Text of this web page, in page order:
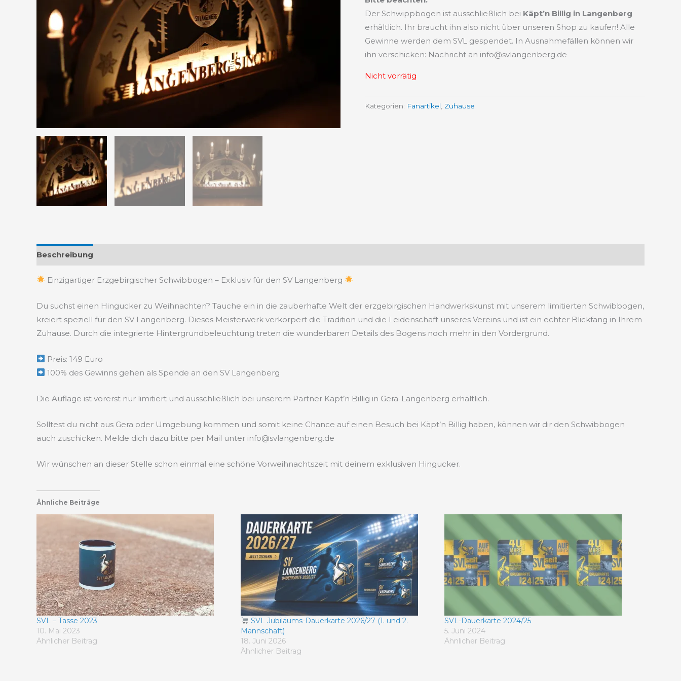
Der Schwippbogen ist ausschließlich bei Käpt’n Billig in Langenberg
erhältlich. Ihr braucht ihn also nicht über unseren Shop zu kaufen! Alle
Gewinne werden dem SVL gespendet. In Ausnahmefällen können wir
ihn verschicken: Nachricht an info@svlangenberg.de
Nicht vorrätig
Kategorien: Fanartikel Zuhause
Beschreibung
Einzigartiger Erzgebirgischer Schwibbogen – Exklusiv für den SV Langenberg
Du suchst einen Hingucker zu Weihnachten? Tauche ein in die zauberhafte Welt der erzgebirgischen Handwerkskunst mit unserem limitierten Schwibbogen,
kreiert speziell für den SV Langenberg. Dieses Meisterwerk verkörpert die Tradition und die Leidenschaft unseres Vereins und ist ein echter Blickfang in Ihrem
Zuhause. Durch die integrierte Hintergrundbeleuchtung treten die wunderbaren Details des Bogens noch mehr in den Vordergrund.
Preis: 149 Euro
100% des Gewinns gehen als Spende an den SV Langenberg
Die Auflage ist vorerst nur limitiert und ausschließlich bei unserem Partner Käpt’n Billig in Gera-Langenberg erhältlich.
Solltest du nicht aus Gera oder Umgebung kommen und somit keine Chance auf einen Besuch bei Käpt’n Billig haben, können wir dir den Schwibbogen
auch zuschicken. Melde dich dazu bitte per Mail unter info@svlangenberg.de
Wir wünschen an dieser Stelle schon einmal eine schöne Vorweihnachtszeit mit deinem exklusiven Hingucker.
Ähnliche Beiträge
SVL – Tasse 2023
10. Mai 2023
Ähnlicher Beitrag
SVL Jubiläums-Dauerkarte 2026/27 (1. und 2.
Mannschaft)
18. Juni 2026
Ähnlicher Beitrag
SVL-Dauerkarte 2024/25
5. Juni 2024
Ähnlicher Beitrag